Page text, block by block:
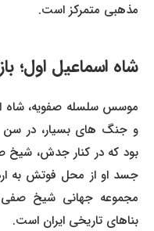
مذهبی متمرکز است.
شاه اسماعیل اول؛
بود که در کنار جدش، شیخ صفی
جسد او از محل فوتش به
مجموعه جهانی شیخ صفی
بناهای تاریخی ایران است.